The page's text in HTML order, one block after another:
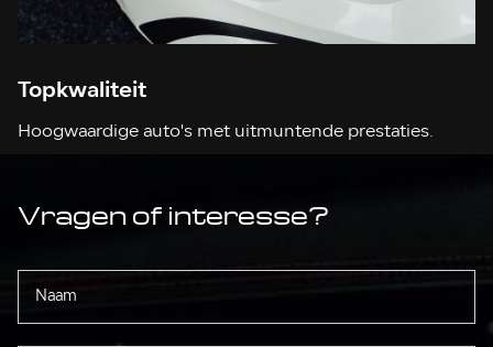
Topkwaliteit
Hoogwaardige auto's met uitmuntende prestaties.
Vragen of interesse?